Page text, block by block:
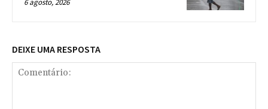
6 agosto, 2026
DEIXE UMA RESPOSTA